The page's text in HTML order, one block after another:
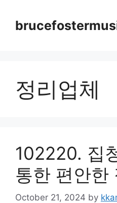
content
정리업체
102220. 집
통한 편안한
October 21, 2024 by